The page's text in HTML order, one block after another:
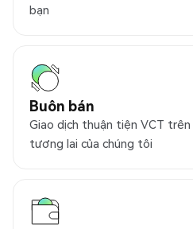
bạn
Buôn bán
Giao dịch thuận tiện VCT
tương lai của chúng tôi